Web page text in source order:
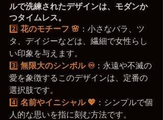
ルで洗練されたデザインは、モダンか
つタイムレス。
2️⃣ 花のモチーフ 🌸 ：小さなバラ、ツ
タ、デイジーなどは、繊細で女性らし
い印象を与えます。
3️⃣ 無限大のシンボル ♾️ ：永遠や不滅の
愛を象徴するこのデザインは、定番の
選択肢です。
4️⃣ 名前やイニシャル 💖 ：シンプルで個
人的な思いを指に刻む方法です。